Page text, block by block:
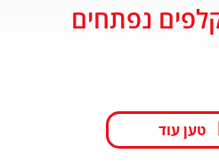
נפתחים
טען עוד